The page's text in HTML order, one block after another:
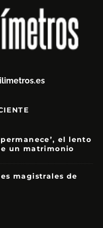
el lento
un matrimonio
magistrales de